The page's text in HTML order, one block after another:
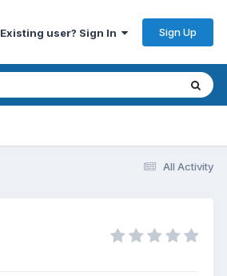
Existing user? Sign In Sign Up
All Activity